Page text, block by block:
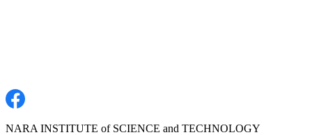
NARA INSTITUTE of SCIENCE and TECHNOLOGY